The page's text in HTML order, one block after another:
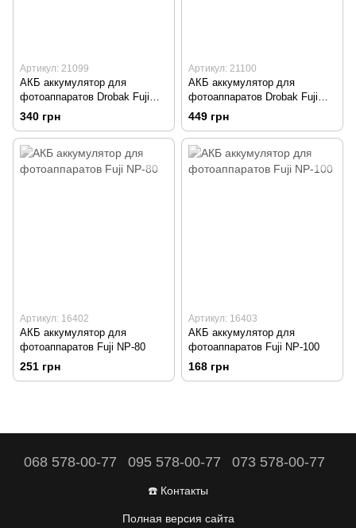
Артикул: 21099
АКБ аккумулятор для
фотоаппаратов Drobak Fuji
NP-40
340 грн
Артикул: 21100
АКБ аккумулятор для
фотоаппаратов Drobak Fuji
NP-50
449 грн
Артикул: 16402
АКБ аккумулятор для
фотоаппаратов Fuji NP-80
251 грн
Артикул: 16403
АКБ аккумулятор для
фотоаппаратов Fuji NP-100
168 грн
068 578-00-77 095 578-00-77 073 578-00-77
☎️ Контакты
Полная версия сайта